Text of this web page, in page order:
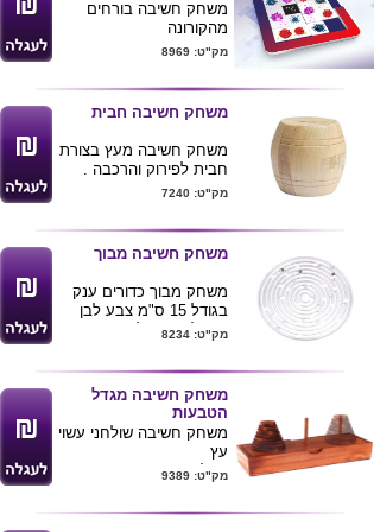
משחק חשיבה בורחים
מהקורונה
משחק מאתגר שמעביר
ניתן למתג את המוצר
בלוגו חברה צבעוני
מק"ט: 8969
משחק חשיבה חבית
משחק חשיבה מעץ בצורת
חבית לפירוק והרכבה .
ניתן למתג את המוצר .
מק"ט: 7240
משחק חשיבה מבוך
משחק מבוך כדורים ענק
בגודל 15 ס"מ צבע לבן
ניתן להדפיס לוגו ע"ג
גימיק מיוחד לכנסים
ותערוכות
מק"ט: 8234
משחק חשיבה מגדל
הטבעות
משחק חשיבה שולחני עשוי
עץ
יש להעביר את הפירמידה
חוק המשחק :אסור לשים
טבעת גדולה על טבעת
מק"ט: 9389